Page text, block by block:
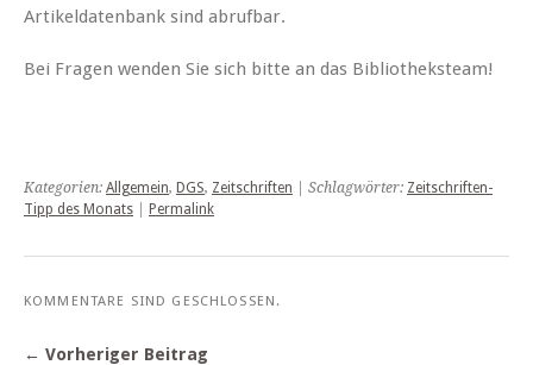
Artikeldatenbank sind abrufbar.
Bei Fragen wenden Sie sich bitte an das Bibliotheksteam!
Kategorien: Allgemein, DGS, Zeitschriften | Schlagwörter: Zeitschriften-
Tipp des Monats
Permalink
KOMMENTARE SIND GESCHLOSSEN.
← Vorheriger Beitrag